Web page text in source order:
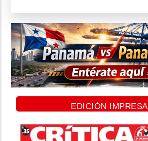
EDICIÓN IMPRESA